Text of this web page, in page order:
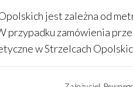
jest zależna od
przypadku zamówienia
w Strzelcach